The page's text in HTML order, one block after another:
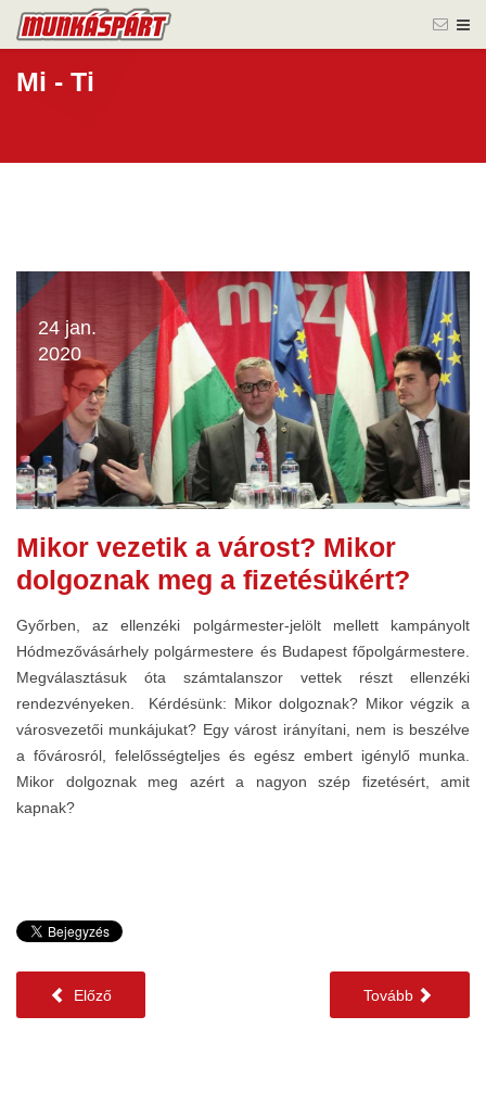
Mi - Ti
24 jan.
2020
Mikor vezetik a várost? Mikor
dolgoznak meg a fizetésükért?
Győrben, az ellenzéki polgármester-jelölt mellett kampányolt
Hódmezővásárhely polgármestere és Budapest főpolgármestere.
Megválasztásuk óta számtalanszor vettek részt ellenzéki
rendezvényeken. Kérdésünk: Mikor dolgoznak? Mikor végzik a
városvezetői munkájukat? Egy várost irányítani, nem is beszélve
a fővárosról, felelősségteljes és egész embert igénylő munka.
Mikor dolgoznak meg azért a nagyon szép fizetésért, amit
kapnak?
Előző Tovább